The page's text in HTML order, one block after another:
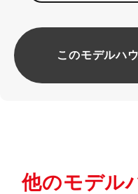
このモデルハ
他のモデル